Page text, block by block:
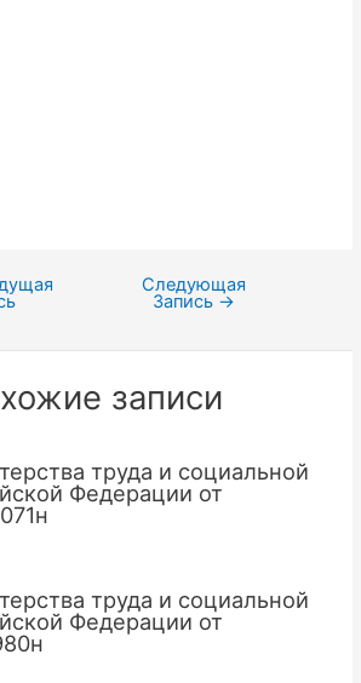
Следующая
Запись →
записи
труда и социальной
Федерации от
труда и социальной
Федерации от